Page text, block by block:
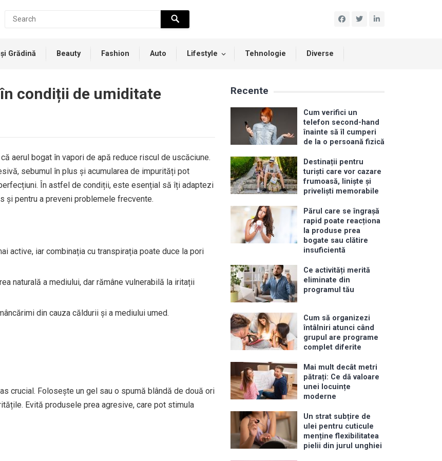
Grădină Beauty Fashion Auto Lifestyle Tehnologie Diverse
condiții de umiditate
aerul bogat în vapori de apă reduce riscul de uscăciune.
sebumul în plus și acumularea de impurități pot
În astfel de condiții, este esențial să îți adaptezi
și pentru a preveni problemele frecvente.
active, iar combinația cu transpirația poate duce la pori
naturală a mediului, dar rămâne vulnerabilă la iritații
din cauza căldurii și a mediului umed.
crucial. Folosește un gel sau o spumă blândă de două ori
Evită produsele prea agresive, care pot stimula
Recente
Cum verifici un
telefon second-hand
înainte să îl cumperi
de la o persoană fizică
Destinații pentru
turiști care vor cazare
frumoasă, liniște și
priveliști memorabile
Părul care se îngrașă
rapid poate reacționa
la produse prea
bogate sau clătire
insuficientă
Ce activități merită
eliminate din
programul tău
Cum să organizezi
întâlniri atunci când
grupul are programe
complet diferite
Mai mult decât metri
pătrați: Ce dă valoare
unei locuințe
moderne
Un strat subțire de
ulei pentru cuticule
menține flexibilitatea
pielii din jurul unghiei